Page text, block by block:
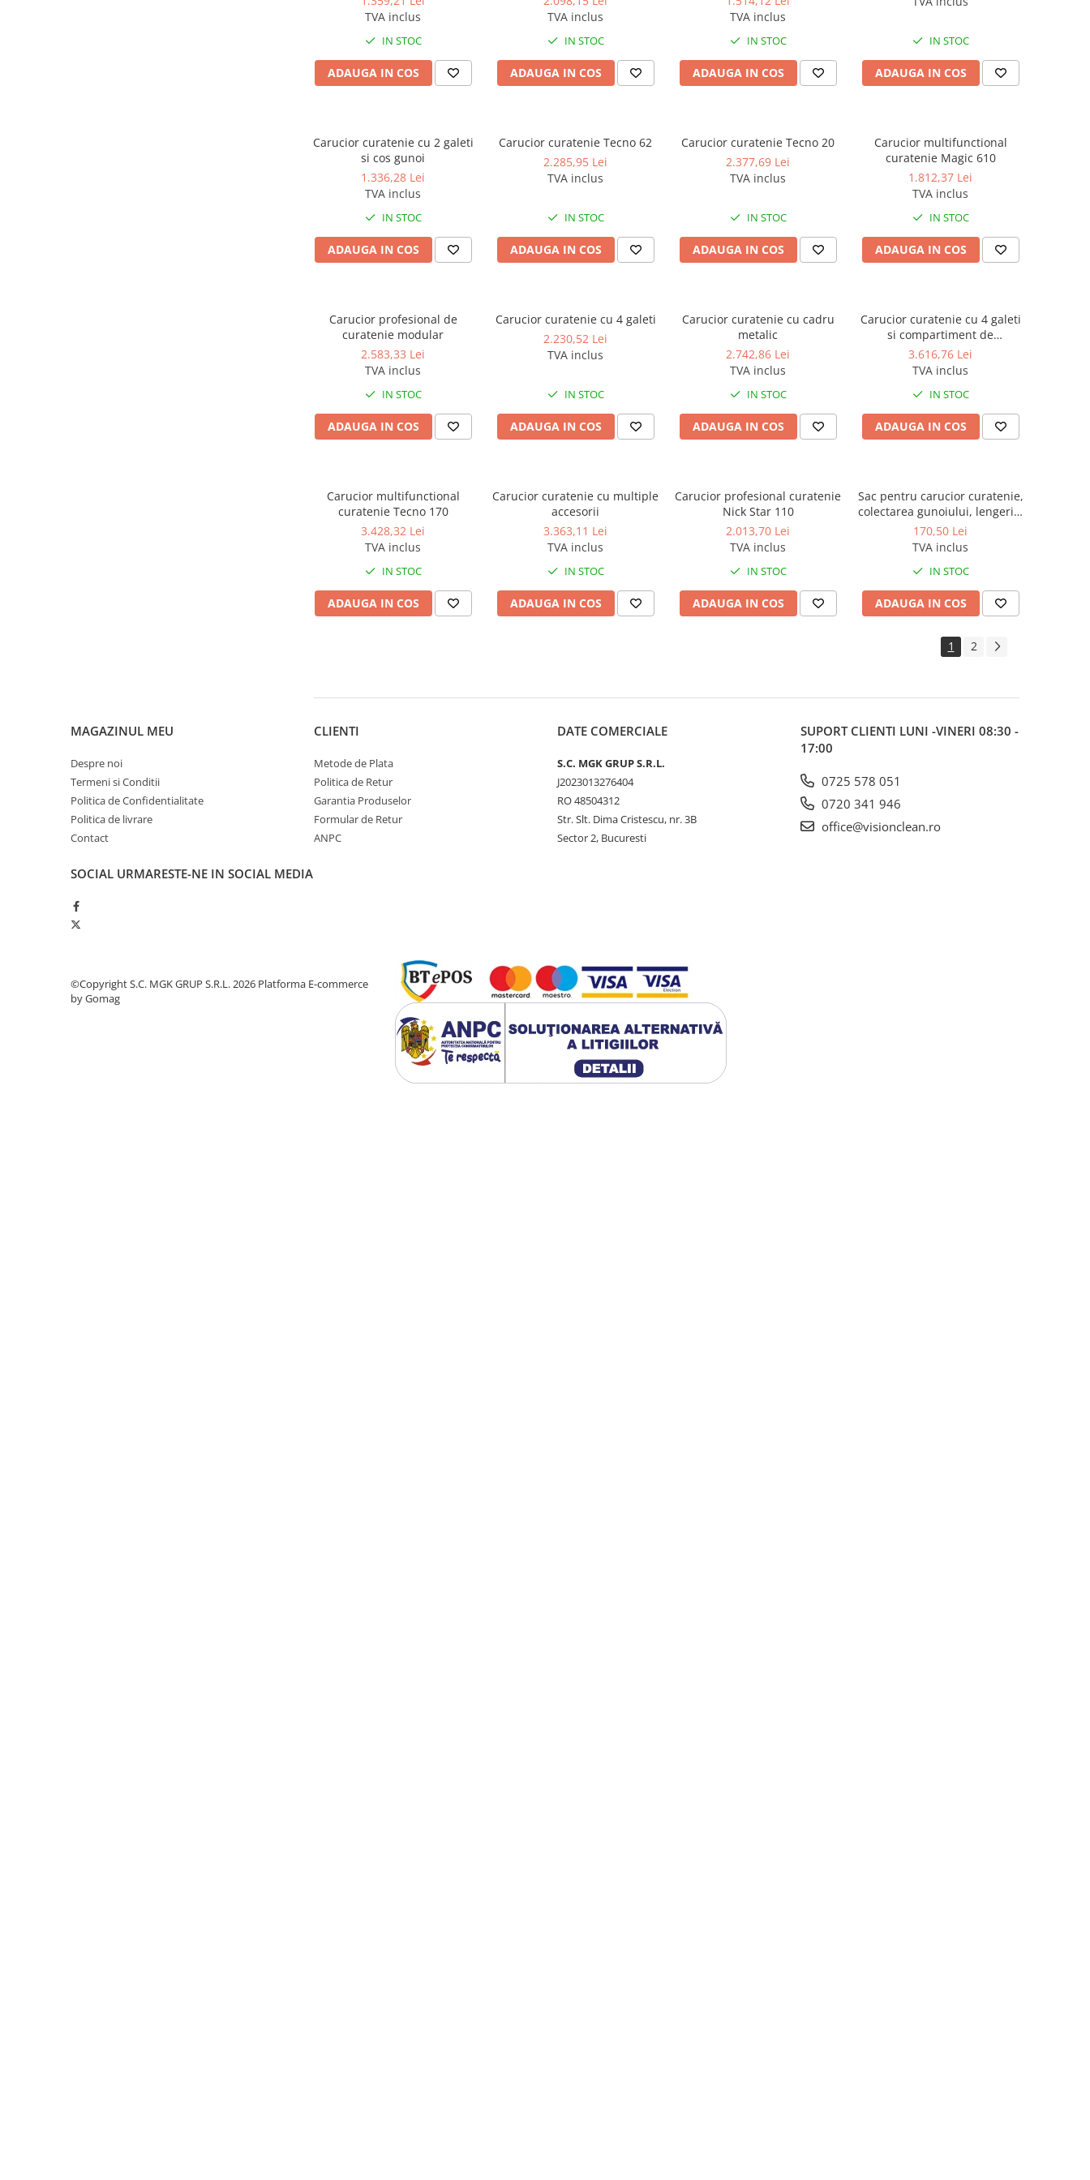
Odorizante profesionale
Aparate odorizante profesionale
Odorizant toalera, wc
Odorizante camera
Rezerva aparate odorizante
Produse de curatenie
Articole menaj
Carucioare
Carucioare curatenie
Lavete profesionale
TVA inclus
IN STOC
ADAUGA IN COS
TVA inclus
IN STOC
ADAUGA IN COS
TVA inclus
IN STOC
ADAUGA IN COS
IN STOC
ADAUGA IN COS
Carucior curatenie cu 2 galeti
si cos gunoi
1.336,28 Lei
TVA inclus
IN STOC
ADAUGA IN COS
Carucior curatenie Tecno 62
2.285,95 Lei
TVA inclus
IN STOC
ADAUGA IN COS
Carucior curatenie Tecno 20
2.377,69 Lei
TVA inclus
IN STOC
ADAUGA IN COS
Carucior multifunctional
curatenie Magic 610
1.812,37 Lei
TVA inclus
IN STOC
ADAUGA IN COS
Carucior profesional de
curatenie modular
2.583,33 Lei
TVA inclus
IN STOC
ADAUGA IN COS
Carucior curatenie cu 4 galeti
2.230,52 Lei
TVA inclus
IN STOC
ADAUGA IN COS
Carucior curatenie cu cadru
metalic
2.742,86 Lei
TVA inclus
IN STOC
ADAUGA IN COS
Carucior curatenie cu 4 galeti
si compartiment de
depozitare accesorii Magic
490P
3.616,76 Lei
TVA inclus
IN STOC
ADAUGA IN COS
Carucior multifunctional
curatenie Tecno 170
3.428,32 Lei
TVA inclus
IN STOC
ADAUGA IN COS
Carucior curatenie cu multiple
accesorii
3.363,11 Lei
TVA inclus
IN STOC
ADAUGA IN COS
Carucior profesional curatenie
Nick Star 110
2.013,70 Lei
TVA inclus
IN STOC
ADAUGA IN COS
Sac pentru carucior curatenie,
colectarea gunoiului, lengeriei
murdare, 50 L, PVC
170,50 Lei
TVA inclus
IN STOC
ADAUGA IN COS
1 2
MAGAZINUL MEU
Despre noi
Termeni si Conditii
Politica de Confidentialitate
Politica de livrare
Contact
CLIENTI
Metode de Plata
Politica de Retur
Garantia Produselor
Formular de Retur
ANPC
DATE COMERCIALE
S.C. MGK GRUP S.R.L.
J2023013276404
RO 48504312
Str. Slt. Dima Cristescu, nr. 3B
Sector 2, Bucuresti
SUPORT CLIENTI LUNI -VINERI 08:30 -
17:00
0725 578 051
0720 341 946
office@visionclean.ro
SOCIAL URMARESTE-NE IN SOCIAL MEDIA
©Copyright S.C. MGK GRUP S.R.L. 2026 Platforma E-commerce
by Gomag